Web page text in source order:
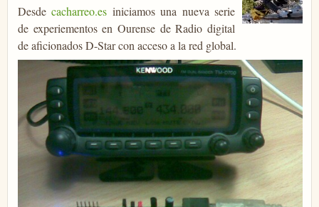
Desdecacharreo.es iniciamos una nueva serie
de experiementos en Ourense de Radio digital
de aficionados D-Star con acceso a la red global.